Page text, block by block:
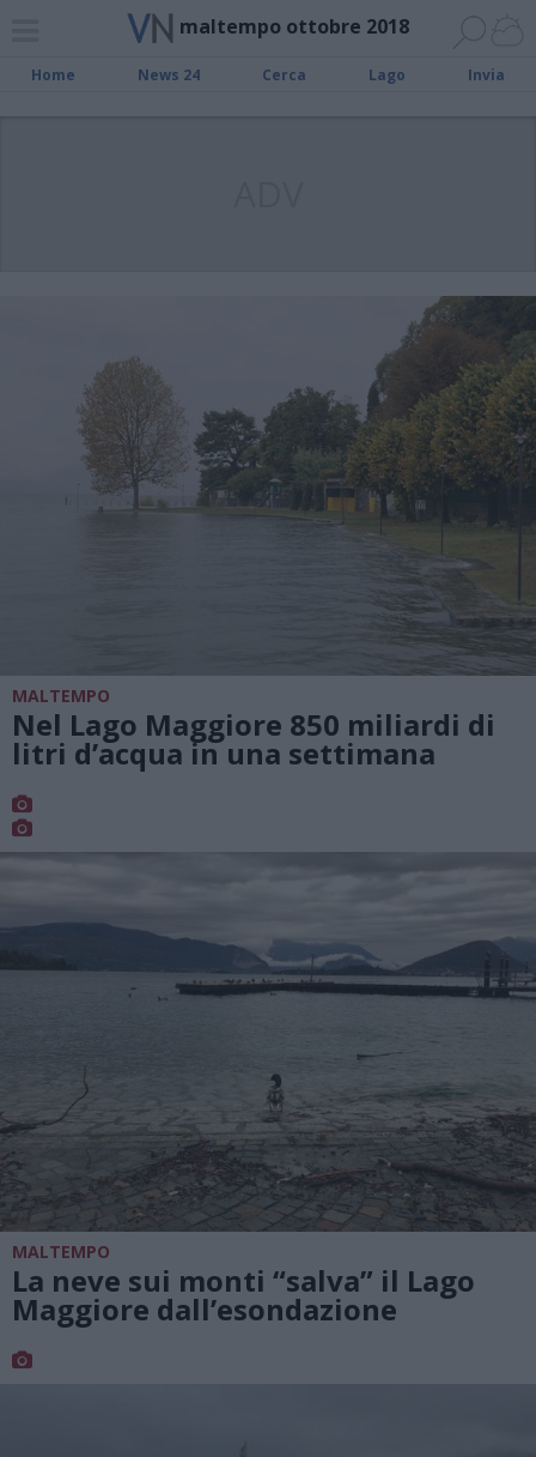
maltempo ottobre 2018
Home News 24 Cerca Lago Invia
MALTEMPO
Nel Lago Maggiore 850 miliardi di
litri d’acqua in una settimana
MALTEMPO
La neve sui monti “salva” il Lago
Maggiore dall’esondazione